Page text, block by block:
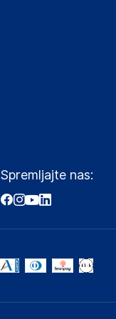
Spremljajte nas: